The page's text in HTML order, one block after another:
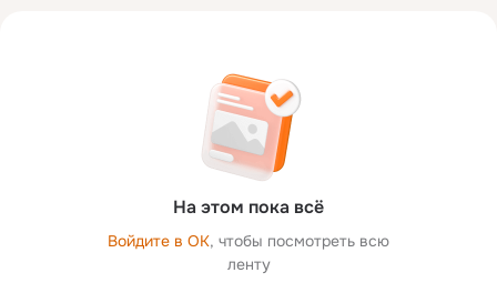
На этом пока всё
Войдите в ОК, чтобы посмотреть всю
ленту